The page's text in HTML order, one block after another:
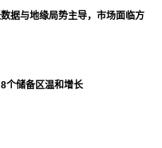
据与地缘局势主导，市场面临方
个储备区温和增长